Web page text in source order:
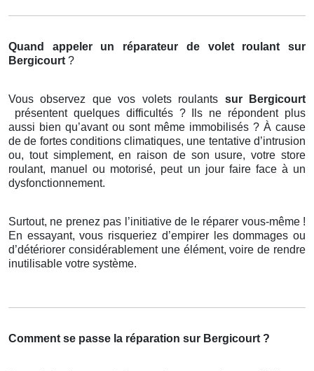
Quand appeler un réparateur de volet roulant
sur
Bergicourt ?
Vous observez que vos volets roulants sur Bergicourt
présentent quelques difficultés ? Ils ne répondent plus
aussi bien qu’avant ou sont même immobilisés ? À cause
de de fortes conditions climatiques, une tentative d’intrusion
ou, tout simplement, en raison de son usure, votre store
roulant, manuel ou motorisé, peut un jour faire face à un
dysfonctionnement.
Surtout, ne prenez pas l’initiative de le réparer vous-même !
En essayant, vous risqueriez d’empirer les dommages ou
d’détériorer considérablement une élément, voire de rendre
inutilisable votre système.
Comment se passe la réparation sur Bergicourt ?